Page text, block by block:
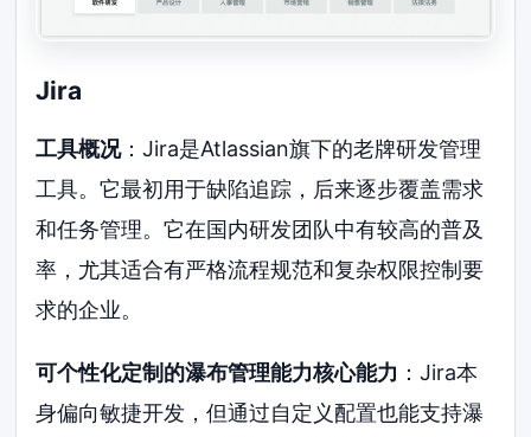
Jira
工具概况：Jira是Atlassian旗下的老牌研发管理
工具。它最初用于缺陷追踪，后来逐步覆盖需求
和任务管理。它在国内研发团队中有较高的普及
率，尤其适合有严格流程规范和复杂权限控制要
求的企业。
可个性化定制的瀑布管理能力核心能力 ：Jira本
身偏向敏捷开发，但通过自定义配置也能支持瀑